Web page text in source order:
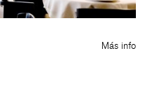
Más info